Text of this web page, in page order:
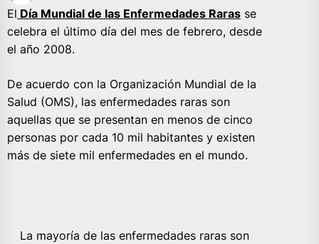
El Día Mundial de las Enfermedades Raras se
celebra el último día del mes de febrero, desde
el año 2008.
De acuerdo con la Organización Mundial de la
Salud (OMS), las enfermedades raras son
aquellas que se presentan en menos de cinco
personas por cada 10 mil habitantes y existen
más de siete mil enfermedades en el mundo.
La mayoría de las enfermedades raras son